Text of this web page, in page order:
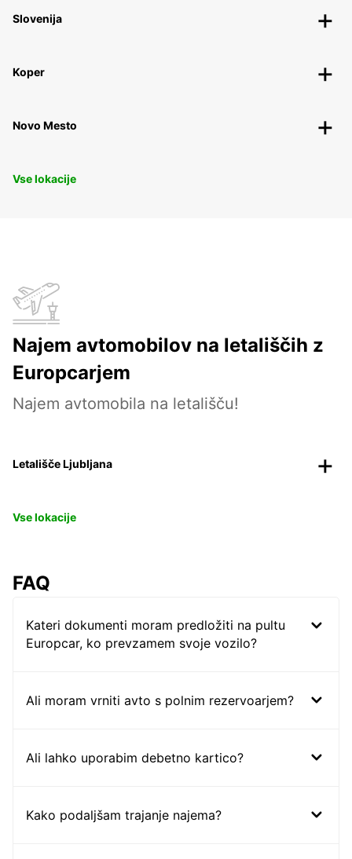
Slovenija
Koper
Novo Mesto
Vse lokacije
Najem avtomobilov na letališčih z
Europcarjem
Najem avtomobila na letališču!
Letališče Ljubljana
Vse lokacije
FAQ
Kateri dokumenti moram predložiti na pultu
Europcar, ko prevzamem svoje vozilo?
Ali moram vrniti avto s polnim rezervoarjem?
Ali lahko uporabim debetno kartico?
Kako podaljšam trajanje najema?